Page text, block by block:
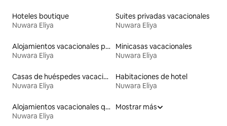
Hoteles boutique
Nuwara Eliya
Suites privadas vacacionales
Nuwara Eliya
Alojamientos vacacionales para familias
Nuwara Eliya
Minicasas vacacionales
Nuwara Eliya
Casas de huéspedes vacacionales
Nuwara Eliya
Habitaciones de hotel
Nuwara Eliya
Alojamientos vacacionales que admiten mascotas
Nuwara Eliya
Mostrar más